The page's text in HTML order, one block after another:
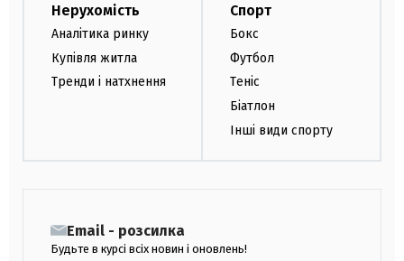
Нерухомість
Аналітика ринку
Купівля житла
Тренди і натхнення
Спорт
Бокс
Футбол
Теніс
Біатлон
Інші види спорту
Email - розсилка
Будьте в курсі всіх новин і оновлень!